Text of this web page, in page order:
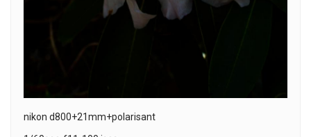
nikon d800+21mm+polarisant